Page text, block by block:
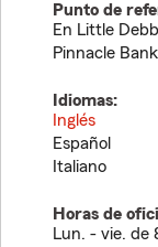
Punto de
En Little
Pinnacle
Idiomas:
Inglés
Español
Italiano
Horas de
Lun. - vie. de